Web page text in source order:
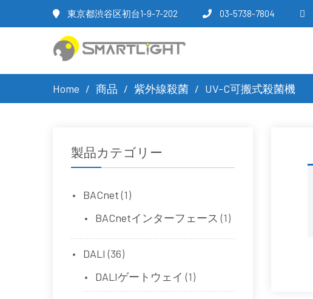
東京都渋谷区初台1-9-7-202 03-5738-7804
Home 商品 紫外線殺菌 UV-C可搬式殺菌機
製品カテゴリー
BACnet (1)
BACnetインターフェース (1)
DALI (36)
DALIゲートウェイ (1)